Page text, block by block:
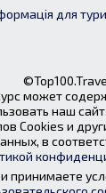
для
может
наш
Cookies и
в
и принимаете